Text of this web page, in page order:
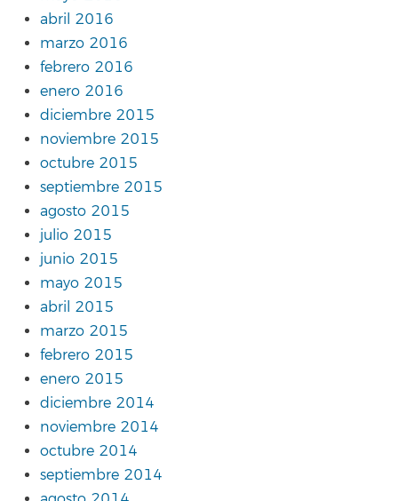
abril 2016
marzo 2016
febrero 2016
enero 2016
diciembre 2015
noviembre 2015
octubre 2015
septiembre 2015
agosto 2015
julio 2015
junio 2015
mayo 2015
abril 2015
marzo 2015
febrero 2015
enero 2015
diciembre 2014
noviembre 2014
octubre 2014
septiembre 2014